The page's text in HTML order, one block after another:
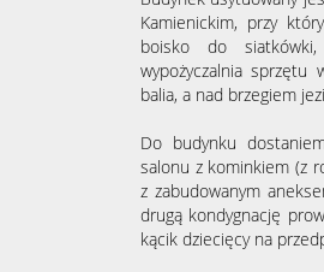
Kamienickim, przy
boisko do siatkówki,
wypożyczalnia
balia, a nad brzegiem
Do budynku
salonu z kominkiem (z
z zabudowanym
drugą kondygnację
kącik dziecięcy na